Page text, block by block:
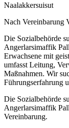
Naalakkersuisut
Nach Vereinbarung
Die Sozialbehörde
Angerlarsimaffik
Erwachsene mit
umfasst Leitung,
Maßnahmen. Wir
Führungserfahrung
Die Sozialbehörde
Angerlarsimaffik
Vereinbarung.